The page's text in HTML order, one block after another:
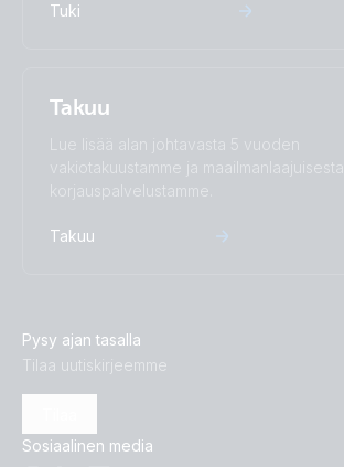
Tuki
Takuu
Lue lisää alan johtavasta 5 vuoden
vakiotakuustamme ja maailmanlaajuisesta
korjauspalvelustamme.
Takuu
Pysy ajan tasalla
Tilaa uutiskirjeemme
Sosiaalinen media